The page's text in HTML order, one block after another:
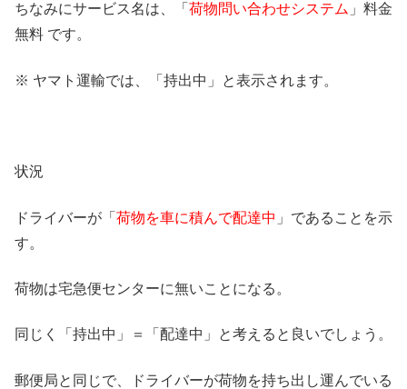
ちなみにサービス名は、「 荷物問い合わせシステム 」料金
無料 です。
※ ヤマト運輸では、「持出中」と表示されます。
状況
ドライバーが「 荷物を車に積んで配達中 」であることを示
す。
荷物は宅急便センターに無いことになる。
同じく「持出中」＝「配達中」と考えると良いでしょう。
郵便局と同じで、ドライバーが荷物を持ち出し運んでいる